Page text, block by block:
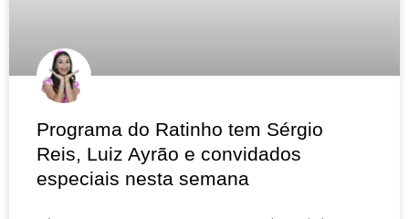
Programa do Ratinho tem Sérgio
Reis, Luiz Ayrão e convidados
especiais nesta semana